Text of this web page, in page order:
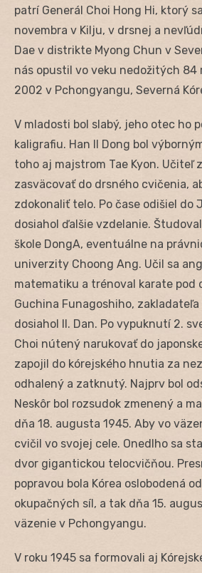
patrí Generál Choi Hong Hi, ktorý
novembra v Kilju, v drsnej a
Dae v distrikte Myong Chun v
nás opustil vo veku nedožitých 84
2002 v Pchongyangu, Severná
V mladosti bol slabý, jeho otec ho
kaligrafiu. Han Il Dong bol
toho aj majstrom Tae Kyon. Učiteľ
zasväcovať do drsného cvičenia,
zdokonaliť telo. Po čase odišiel do
dosiahol ďalšie vzdelanie.
škole DongA, eventuálne na
univerzity Choong Ang. Učil sa
matematiku a trénoval karate pod
Guchina Funagoshiho,
dosiahol II. Dan. Po vypuknutí 2.
Choi nútený narukovať do
zapojil do kórejského hnutia za
odhalený a zatknutý. Najprv bol
Neskôr bol rozsudok zmenený a
dňa 18. augusta 1945. Aby vo
cvičil vo svojej cele. Onedlho sa
dvor gigantickou telocvičňou.
popravou bola Kórea oslobodená
okupačných síl, a tak dňa 15.
väzenie v Pchongyangu.
V roku 1945 sa formovali aj